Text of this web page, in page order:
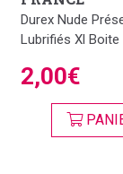
Durex Nude
Lubrifiés Xl Boite
2,00€